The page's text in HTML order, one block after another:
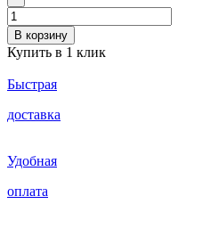
В корзину
Купить в 1 клик
Быстрая
доставка
Удобная
оплата